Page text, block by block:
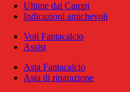
Ultime dai Campi
Indicazioni amichevoli
Voti Fantacalcio
Assist
Asta Fantacalcio
Asta di riparazione